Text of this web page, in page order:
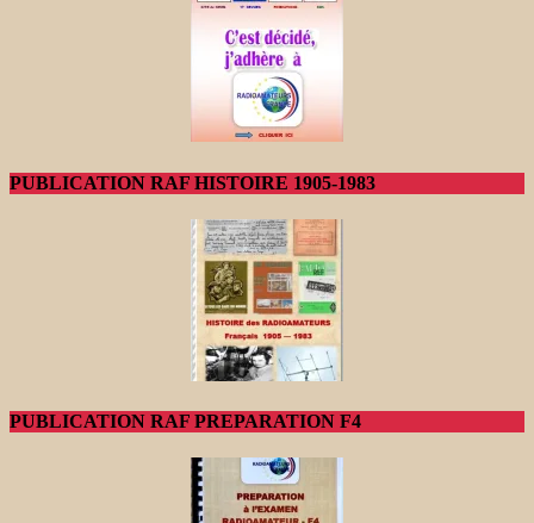
PUBLICATION RAF HISTOIRE 1905-1983
PUBLICATION RAF PREPARATION F4